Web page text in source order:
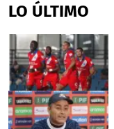
LO ÚLTIMO